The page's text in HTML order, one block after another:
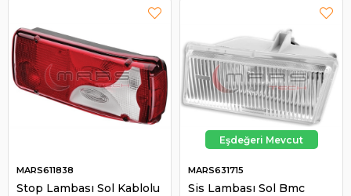
Stop Lambası Sol Kablolu
MARS611838
Sis Lambası Sol Bmc
MARS631715